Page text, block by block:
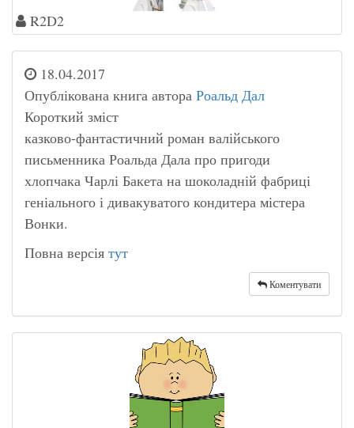
R2D2
18.04.2017
Опублікована книга автора Роальд Дал
Короткий зміст
казково-фантастичний роман валійського
письменника Роальда Дала про пригоди
хлопчака Чарлі Бакета на шоколадній фабриці
геніального і дивакуватого кондитера містера
Вонки.
Повна версія тут
Коментувати